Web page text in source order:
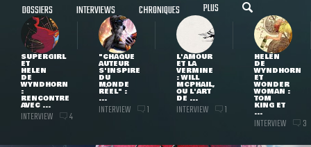
DOSSIERS INTERVIEWS CHRONIQUES PLUS
SUPERGIRL
ET
HELEN
DE
WYNDHORN
:
RENCONTRE
AVEC ...
INTERVIEW 4
"CHAQUE
AUTEUR
S'INSPIRE
DU
MONDE
RÉEL" :
...
INTERVIEW 1
L'AMOUR
ET LA
VERMINE
: WILL
MCPHAIL,
OU L'ART
DE ...
INTERVIEW 1
HELEN
DE
WYNDHORN
ET
WONDER
WOMAN :
TOM
KING ET
...
INTERVIEW 3